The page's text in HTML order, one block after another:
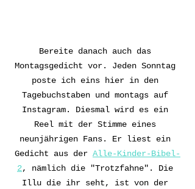
Bereite danach auch das
Montagsgedicht vor. Jeden Sonntag
poste ich eins hier in den
Tagebuchstaben und montags auf
Instagram. Diesmal wird es ein
Reel mit der Stimme eines
neunjährigen Fans. Er liest ein
Gedicht aus der Alle-Kinder-Bibel-
2, nämlich die "Trotzfahne". Die
Illu die ihr seht, ist von der